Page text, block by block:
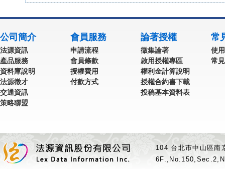
公司簡介
法源資訊
產品服務
資料庫說明
法源徵才
交通資訊
策略聯盟
會員服務
申請流程
會員條款
授權費用
付款方式
論著授權
徵集論著
啟用授權專區
權利金計算說明
授權合約書下載
投稿基本資料表
常
使
常
104 台北市中山區